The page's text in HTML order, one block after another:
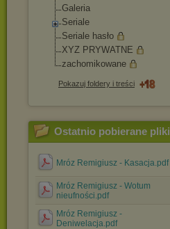
Galeria
Seriale
Seriale hasło
XYZ PRYWATNE
zachomikowane
Pokazuj foldery i treści
Ostatnio pobierane pliki
Mróz Remigiusz - Kasacja.pdf
Mróz Remigiusz - Wotum
nieufności.pdf
Mróz Remigiusz -
Deniwelacja.pdf